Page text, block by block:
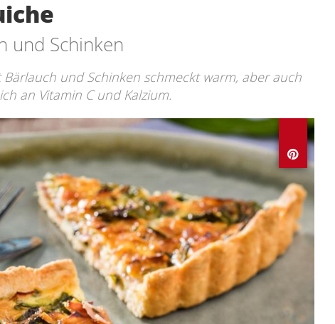
und Schinken
und Schinken schmeckt warm, aber auch
an Vitamin C und Kalzium.